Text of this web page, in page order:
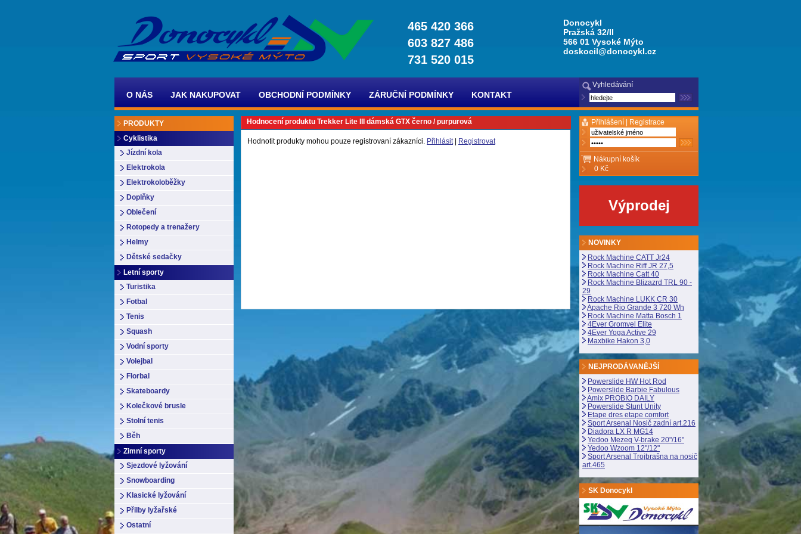
465 420 366
603 827 486
731 520 015
Donocykl
Pražská 32/II
566 01 Vysoké Mýto
doskocil@donocykl.cz
O NÁS JAK NAKUPOVAT OBCHODNÍ PODMÍNKY ZÁRUČNÍ PODMÍNKY KONTAKT
Vyhledávání
PRODUKTY
Cyklistika
Jízdní kola
Elektrokola
Elektrokoloběžky
Doplňky
Oblečení
Rotopedy a trenažery
Helmy
Dětské sedačky
Letní sporty
Turistika
Fotbal
Tenis
Squash
Vodní sporty
Volejbal
Florbal
Skateboardy
Kolečkové brusle
Stolní tenis
Běh
Zimní sporty
Sjezdové lyžování
Snowboarding
Klasické lyžování
Přilby lyžařské
Ostatní
Hodnocení produktu Trekker Lite III dámská GTX černo / purpurová
Hodnotit produkty mohou pouze registrovaní zákazníci. Přihlásit| Registrovat
Přihlášení | Registrace
Nákupní košík
0 Kč
Výprodej
NOVINKY
Rock Machine CATT Jr24
Rock Machine Riff JR 27,5
Rock Machine Catt 40
Rock Machine Blizazrd TRL 90 -
29
Rock Machine LUKK CR 30
Apache Rio Grande 3 720 Wh
Rock Machine Matta Bosch 1
4Ever Gromvel Elite
4Ever Yoga Active 29
Maxbike Hakon 3,0
NEJPRODÁVANĚJŠÍ
Powerslide HW Hot Rod
Powerslide Barbie Fabulous
Amix PROBIO DAILY
Powerslide Stunt Unity
Etape dres etape comfort
Sport Arsenal Nosič zadní art.216
Diadora LX R MG14
Yedoo Mezeq V-brake 20"/16"
Yedoo Wzoom 12"/12"
Sport Arsenal Trojbrašna na nosič
art.465
SK Donocykl